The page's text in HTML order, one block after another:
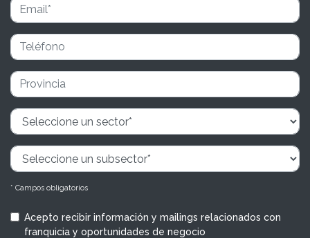
* Campos obligatorios
Acepto recibir información y mailings relacionados con
franquicia y oportunidades de negocio